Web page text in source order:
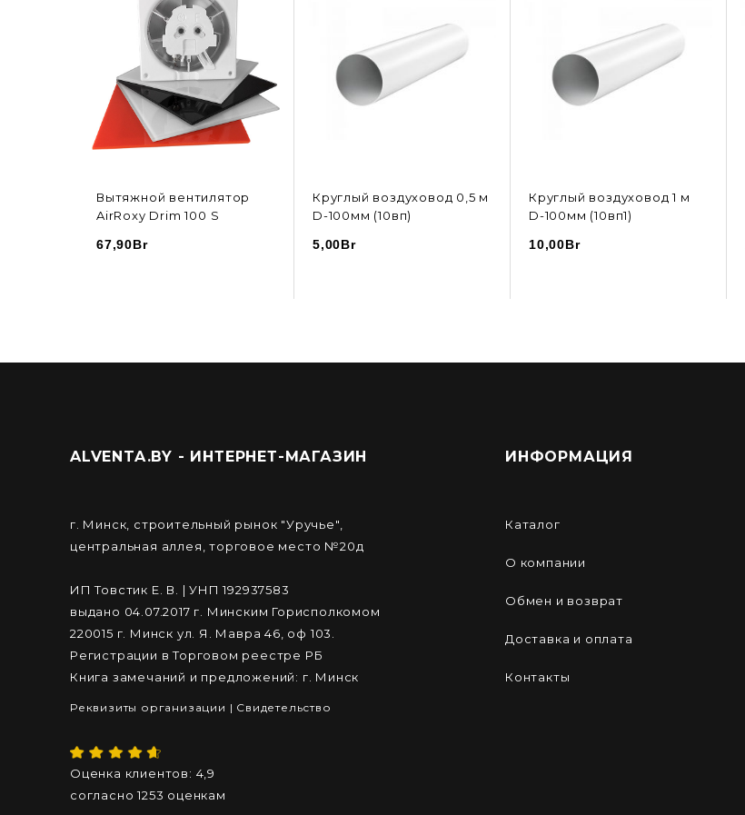
Вытяжной вентилятор
AirRoxy Drim 100 S
67,90Br
Круглый воздуховод 0,5 м
D-100мм (10вп)
5,00Br
Круглый воздуховод 1 м
D-100мм (10вп1)
10,00Br
ALVENTA.BY - ИНТЕРНЕТ-МАГАЗИН
г. Минск, строительный рынок "Уручье",
центральная аллея, торговое место №20д
ИП Товстик Е. В. | УНП 192937583
выдано 04.07.2017 г. Минским Горисполкомом
220015 г. Минск ул. Я. Мавра 46, оф 103.
Регистрации в Торговом реестре РБ
Книга замечаний и предложений: г. Минск
Реквизиты организации | Cвидетельство
Оценка клиентов: 4,9
согласно1253 оценкам
ИНФОРМАЦИЯ
Каталог
О компании
Обмен и возврат
Доставка и оплата
Контакты